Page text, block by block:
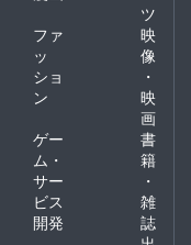
ツ
ファ
ッ
ショ
ン
映
像
・
映
画
ゲー
ム・
サー
ビス
開発
書
籍
・
雑
誌